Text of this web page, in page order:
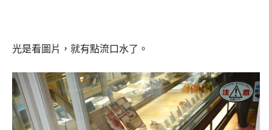
光是看圖片，就有點流口水了。